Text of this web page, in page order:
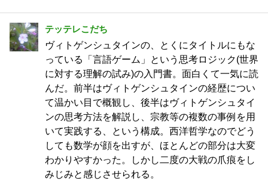
テッテレこだち
ヴィトゲンシュタインの、とくにタイトルにもな
っている「言語ゲーム」という思考ロジック(世界
に対する理解の試み)の入門書。面白くて一気に読
んだ。前半はヴィトゲンシュタインの経歴につい
て温かい目で概観し、後半はヴィトゲンシュタイ
ンの思考方法を解説し、宗教等の複数の事例を用
いて実践する、という構成。西洋哲学なのでどう
しても数学が顔を出すが、ほとんどの部分は大変
わかりやすかった。しかし二度の大戦の爪痕をし
みじみと感じさせられる。